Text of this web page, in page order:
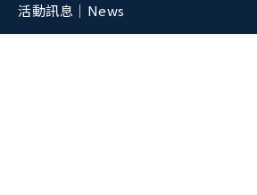
活動訊息│News